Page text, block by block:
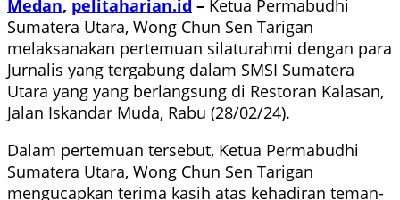
Medan, pelitaharian.id – Ketua Permabudhi
Sumatera Utara, Wong Chun Sen Tarigan
melaksanakan pertemuan silaturahmi dengan para
Jurnalis yang tergabung dalam SMSI Sumatera
Utara yang yang berlangsung di Restoran Kalasan,
Jalan Iskandar Muda, Rabu (28/02/24).
Dalam pertemuan tersebut, Ketua Permabudhi
Sumatera Utara, Wong Chun Sen Tarigan
mengucapkan terima kasih atas kehadiran teman-